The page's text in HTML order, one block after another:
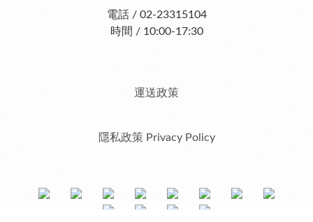
電話 / 02-23315104
時間 / 10:00-17:30
運送政策
隱私政策 Privacy Policy